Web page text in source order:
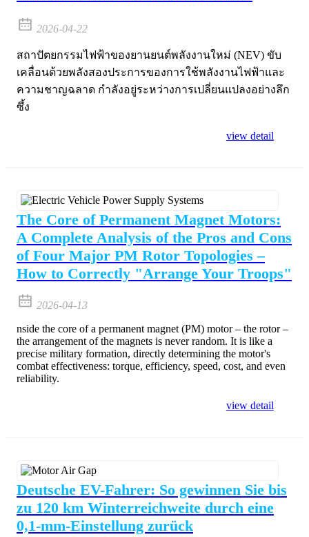
2026-04-22
สถาปัตยกรรมไฟฟ้าของยานยนต์พลังงานใหม่ (NEV) ขับ
เคลื่อนด้วยพลังสองประการของการใช้พลังงานไฟฟ้าและ
ความชาญฉลาด กำลังอยู่ระหว่างการเปลี่ยนแปลงอย่างลึก
ซึ้ง
view detail
The Core of Permanent Magnet Motors:
A Complete Analysis of the Pros and Cons
of Four Major PM Rotor Topologies –
How to Correctly "Arrange Your Troops"
2026-04-13
nside the core of a permanent magnet (PM) motor – the rotor –
the arrangement of the magnets is never random. It is like a
precise military formation, directly determining the motor's
combat effectiveness: torque, efficiency, speed, cost, and even
reliability.
view detail
Deutsche EV-Fahrer: So gewinnen Sie bis
zu 120 km Winterreichweite durch eine
0,1-mm-Einstellung zurück